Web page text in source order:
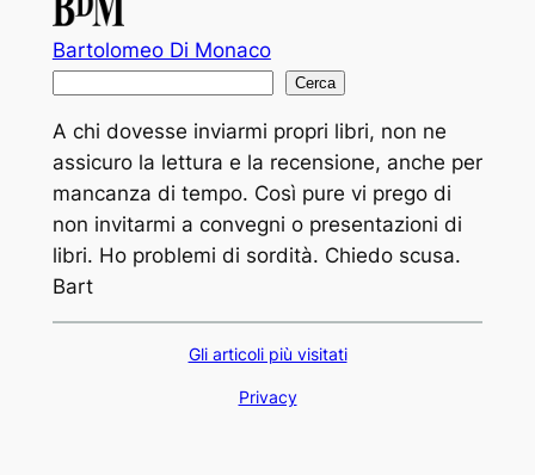
Bartolomeo Di Monaco
r
c
a
Cerca
A chi dovesse inviarmi propri libri, non ne
assicuro la lettura e la recensione, anche per
mancanza di tempo. Così pure vi prego di
non invitarmi a convegni o presentazioni di
libri. Ho problemi di sordità. Chiedo scusa.
Bart
Gli articoli più visitati
Privacy